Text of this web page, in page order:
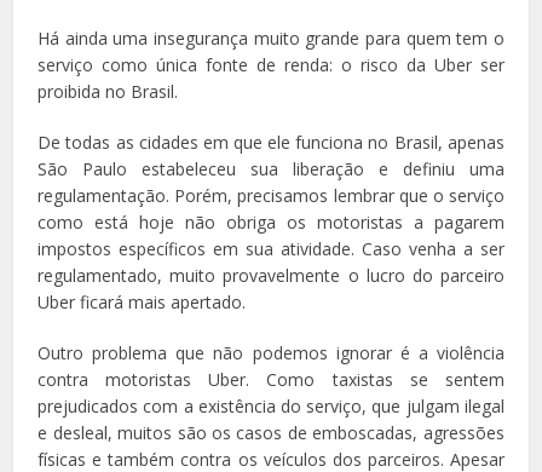
Há ainda uma insegurança muito grande para quem tem o
serviço como única fonte de renda: o risco da Uber ser
proibida no Brasil.
De todas as cidades em que ele funciona no Brasil, apenas
São Paulo estabeleceu sua liberação e definiu uma
regulamentação. Porém, precisamos lembrar que o serviço
como está hoje não obriga os motoristas a pagarem
impostos específicos em sua atividade. Caso venha a ser
regulamentado, muito provavelmente o lucro do parceiro
Uber ficará mais apertado.
Outro problema que não podemos ignorar é a violência
contra motoristas Uber. Como taxistas se sentem
prejudicados com a existência do serviço, que julgam ilegal
e desleal, muitos são os casos de emboscadas, agressões
físicas e também contra os veículos dos parceiros. Apesar